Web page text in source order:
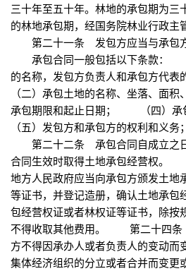
三十年至五十年。林地的承包期为三
的林地承包期，经国务院林业行政主
第二十一条 发包方应当与承包方
承包合同一般包括以下条款：
的名称，发包方负责人和承包方代
（二）承包土地的名称、坐落、面
承包期限和起止日期； （四）
（五）发包方和承包方的权利和义
第二十二条 承包合同自成立之
合同生效时取得土地承包经营权
地方人民政府应当向承包方颁发土地
等证书，并登记造册，确认土地
包经营权证或者林权证等证书，除按
不得收取其他费用。 第二十四条
方不得因承办人或者负责人的变动而
集体经济组织的分立或者合并而